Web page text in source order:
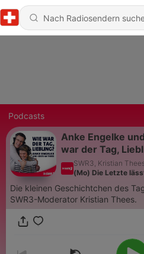
Podcasts
Anke Engelke
war der Tag,
SWR3, Kristian
(Mo) Die Letzte
Die kleinen Geschichtchen des
SWR3-Moderator Kristian Thees.